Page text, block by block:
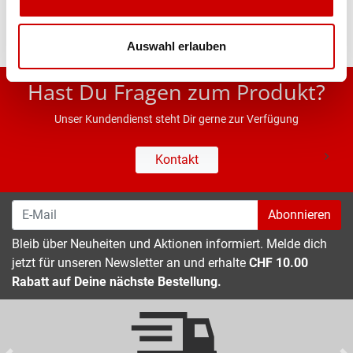
Auswahl erlauben
* UVP des Herstellers; Alle Preisangaben inkl. MwSt.
Hast Du Fragen zum Produkt?
Unser Kundendienst steht Dir gerne zur Verfügung
Kontakt
Abonnieren
Bleib über Neuheiten und Aktionen informiert. Melde dich
jetzt für unseren Newsletter an und erhalte CHF 10.00
Rabatt auf Deine nächste Bestellung.